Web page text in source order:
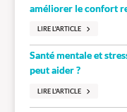
améliorer le confort
LIRE L'ARTICLE
Santé mentale et
peut aider ?
LIRE L'ARTICLE